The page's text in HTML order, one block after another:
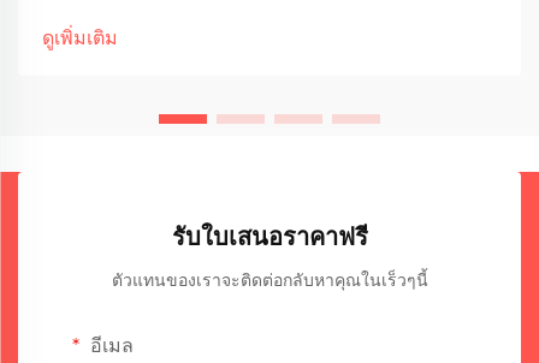
งอลูมิเนียม เช่น ความสามารถในการนำความร้อนสูง
ออกซิเดชัน...
ดูเพิ่มเติม
รับใบเสนอราคาฟรี
ตัวแทนของเราจะติดต่อกลับหาคุณในเร็วๆนี้
อีเมล